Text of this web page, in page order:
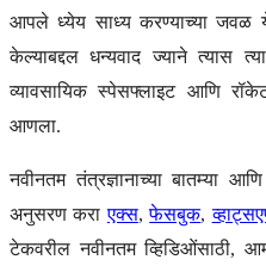
आपले ध्येय साध्य करण्याच्या
केल्याबद्दल धन्यवाद ज्याने त्यास
व्यावसायिक स्पेसफ्लाइट आणि
आणला.
नवीनतम तंत्रज्ञानाच्या बातम्या
अनुसरण कराएक्स,फेसबुक,
टेकवरील नवीनतम व्हिडिओंसाठी,